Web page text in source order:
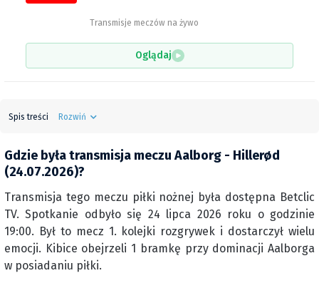
Transmisje meczów na żywo
Oglądaj
Spis treści Rozwiń
Gdzie była transmisja meczu Aalborg - Hillerød
(24.07.2026)?
Transmisja tego meczu piłki nożnej była dostępna Betclic
TV. Spotkanie odbyło się 24 lipca 2026 roku o godzinie
19:00. Był to mecz 1. kolejki rozgrywek i dostarczył wielu
emocji. Kibice obejrzeli 1 bramkę przy dominacji Aalborga
w posiadaniu piłki.